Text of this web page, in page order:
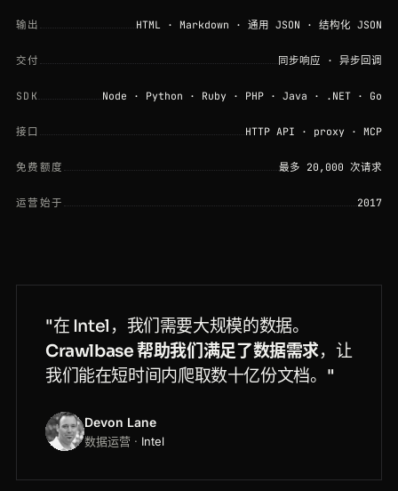
输出 HTML · Markdown · 通用 JSON · 结构化 JSON
交付 同步响应 · 异步回调
SDK Node · Python · Ruby · PHP · Java · .NET · Go
接口 HTTP API · proxy · MCP
免费额度 最多 20,000 次请求
运营始于 2017
"在 Intel，我们需要大规模的数据。
Crawlbase 帮助我们满足了数据需求，让
我们能在短时间内爬取数十亿份文档。"
Devon Lane
数据运营 · Intel